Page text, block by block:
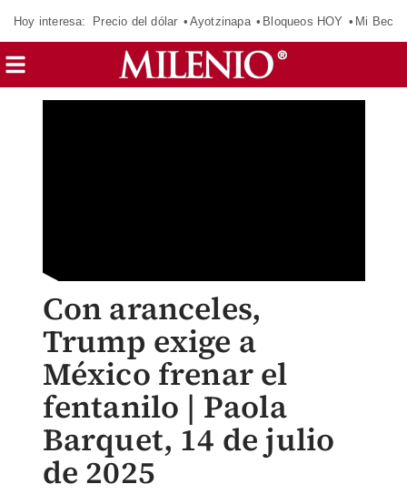
Hoy interesa: Precio del dólar Ayotzinapa Bloqueos HOY Mi Beca
Con aranceles,
Trump exige a
México frenar el
fentanilo | Paola
Barquet, 14 de julio
de 2025